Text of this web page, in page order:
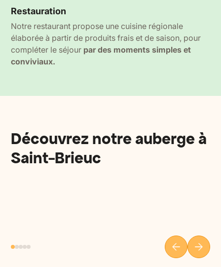
Restauration
Notre restaurant propose une cuisine régionale
élaborée à partir de produits frais et de saison, pour
compléter le séjour par des moments simples et
conviviaux.
Découvrez notre auberge à
Saint-Brieuc